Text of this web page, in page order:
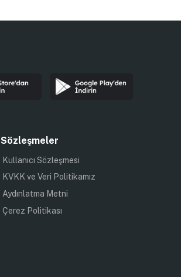
Sözleşmeler
Kullanıcı Sözleşmesi
KVKK ve Veri Politikamız
Aydınlatma Metni
Çerez Politikası